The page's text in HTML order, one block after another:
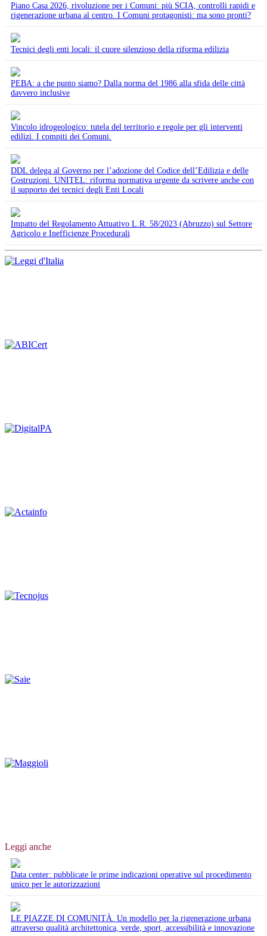
Piano Casa 2026, rivoluzione per i Comuni: più SCIA, controlli rapidi e
rigenerazione urbana al centro. I Comuni protagonisti: ma sono pronti?
Tecnici degli enti locali: il cuore silenzioso della riforma edilizia
PEBA: a che punto siamo? Dalla norma del 1986 alla sfida delle città
davvero inclusive
Vincolo idrogeologico: tutela del territorio e regole per gli interventi
edilizi. I compiti dei Comuni.
DDL delega al Governo per l’adozione del Codice dell’Edilizia e delle
Costruzioni. UNITEL: riforma normativa urgente da scrivere anche con
il supporto dei tecnici degli Enti Locali
Impatto del Regolamento Attuativo L.R. 58/2023 (Abruzzo) sul Settore
Agricolo e Inefficienze Procedurali
Leggi anche
Data center: pubblicate le prime indicazioni operative sul procedimento
unico per le autorizzazioni
LE PIAZZE DI COMUNITÀ. Un modello per la rigenerazione urbana
attraverso qualità architettonica, verde, sport, accessibilità e innovazione